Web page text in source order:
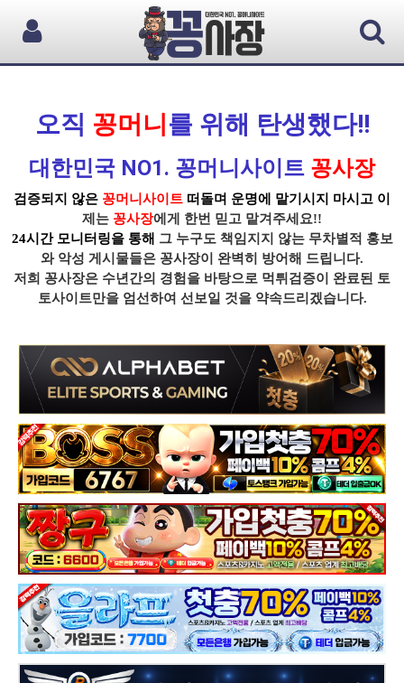
오직 꽁머니를 위해 탄생했다!!
대한민국 NO1. 꽁머니사이트 꽁사장
검증되지 않은 꽁머니사이트 떠돌며 운명에 맡기시지 마시고 이
제는 꽁사장에게 한번 믿고 맡겨주세요!!
24시간 모니터링을 통해 그 누구도 책임지지 않는 무차별적 홍보
와 악성 게시물들은 꽁사장이 완벽히 방어해 드립니다.
저희 꽁사장은 수년간의 경험을 바탕으로 먹튀 검증이
완료된 토
토사이트만을 엄선하여 선보일 것을 약속드리겠습니다.